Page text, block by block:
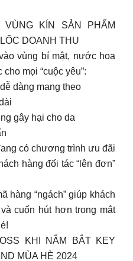
KÍN SẢN PHẨM
DOANH THU
vùng bí mật, nước hoa
cho mọi “cuộc yêu”:
dàng mang theo
gây hại cho da
có chương trình ưu đãi
hàng đối tác “lên đơn”
hàng “ngách” giúp khách
cuốn hút hơn trong mắt
KHI NẮM BẮT KEY
MÙA HÈ 2024